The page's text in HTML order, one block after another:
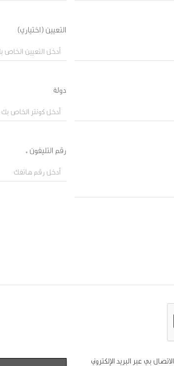
التعيين (اختياري)
دولة
رقم التليفون *
نعم، أوافق على أنه يجوز لشركة KFIC Invest الاتصال بي عبر البريد الإلكتروني